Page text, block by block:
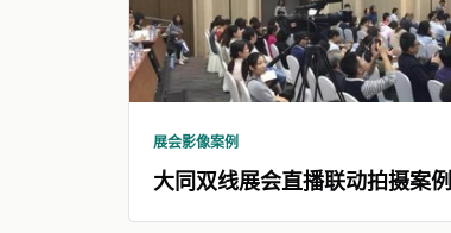
展会影像案例
大同双线展会直播联动拍摄案例